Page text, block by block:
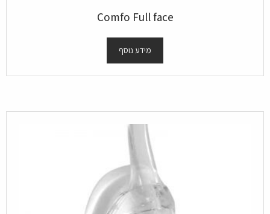
Comfo Full face
מידע נוסף